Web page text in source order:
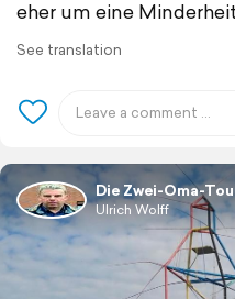
eher um eine
See translation
Die Zwei-Oma-
Ulrich Wolff